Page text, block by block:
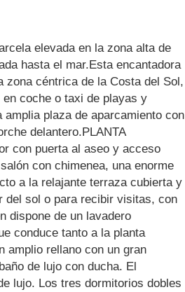
elevada en la zona alta de
hasta el mar.Esta encantadora
zona céntrica de la Costa del Sol,
coche o taxi de playas y
plaza de aparcamiento con
delantero.PLANTA
con puerta al aseo y acceso
con chimenea, una enorme
a la relajante terraza cubierta y
del sol o para recibir visitas, con
dispone de un lavadero
conduce tanto a la planta
amplio rellano con un gran
de lujo con ducha. El
lujo. Los tres dormitorios dobles